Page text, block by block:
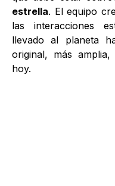
estrella. El equipo
las interacciones
llevado al planeta
original, más
hoy.